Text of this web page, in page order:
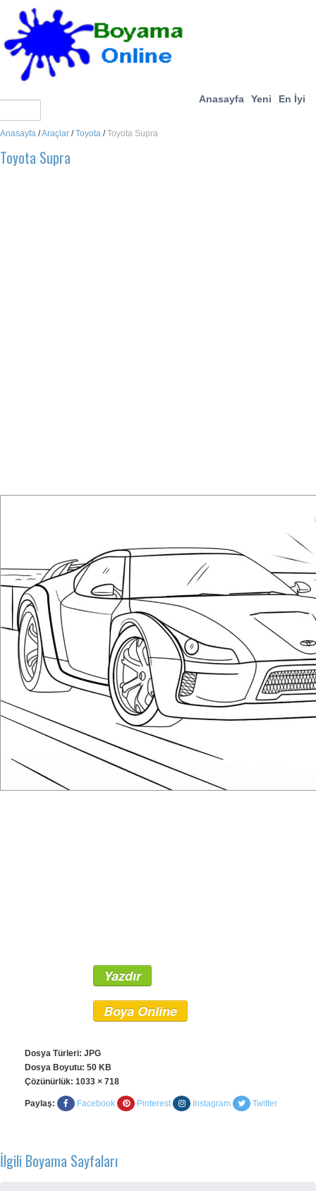
Anasayfa Yeni En İyi
Anasayfa /Araçlar /Toyota /Toyota Supra
Toyota Supra
Yazdır
Boya Online
Dosya Türleri: JPG
Dosya Boyutu: 50 KB
Çözünürlük: 1033 × 718
Paylaş: Facebook Pinterest Instagram Twitter
İlgili Boyama Sayfaları